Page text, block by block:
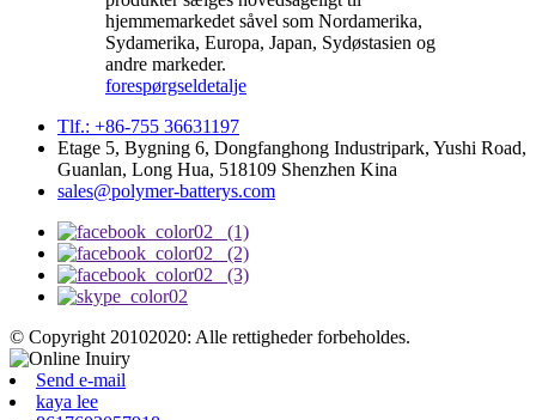
hjemmemarkedet såvel som Nordamerika,
Sydamerika, Europa, Japan, Sydøstasien og
andre markeder.
forespørgseldetalje
Tlf.: +86-755 36631197
Etage 5, Bygning 6, Dongfanghong Industripark, Yushi Road,
Guanlan, Long Hua, 518109 Shenzhen Kina
sales@polymer-batterys.com
© Copyright 20102020: Alle rettigheder forbeholdes.
Send e-mail
kaya lee